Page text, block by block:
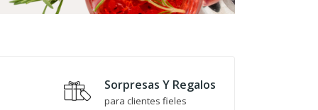
Sorpresas Y Regalos
para clientes fieles